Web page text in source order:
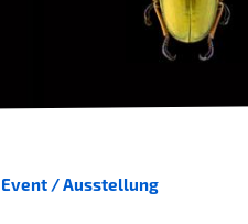
Event / Ausstellung